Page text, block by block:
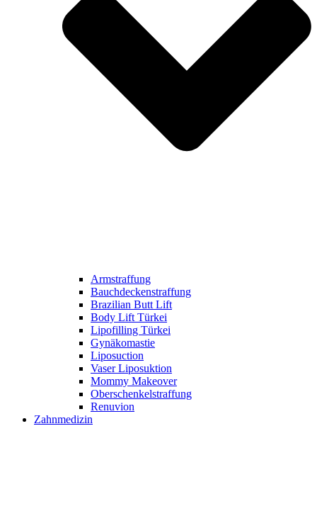
Armstraffung
Bauchdeckenstraffung
Brazilian Butt Lift
Body Lift Türkei
Lipofilling Türkei
Gynäkomastie
Liposuction
Vaser Liposuktion
Mommy Makeover
Oberschenkelstraffung
Renuvion
Zahnmedizin